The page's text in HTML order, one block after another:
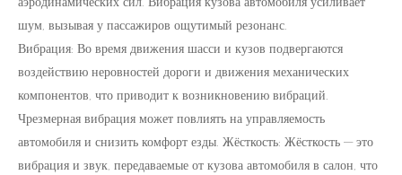
шум, вызывая у пассажиров ощутимый резонанс.
Вибрация: Во время движения шасси и кузов подвергаются
воздействию неровностей дороги и движения механических
компонентов, что приводит к возникновению вибраций.
Чрезмерная вибрация может повлиять на управляемость
автомобиля и снизить комфорт езды. Жёсткость: Жёсткость — это
вибрация и звук, передаваемые от кузова автомобиля в салон, что